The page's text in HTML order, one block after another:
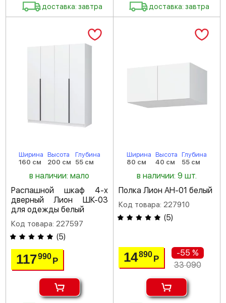
доставка: завтра доставка: завтра
Ширина
160 см
Высота
200 см
Глубина
55 см
в наличии: мало
Распашной шкаф 4-х
дверный Лион ШК-03
для одежды белый
Код товара: 227597
(5)
117990Р
Ширина
80 см
Высота
40 см
Глубина
55 см
в наличии: 9 шт.
Полка Лион АН-01 белый
Код товара: 227910
(5)
14890 Р
-55 %
33 090